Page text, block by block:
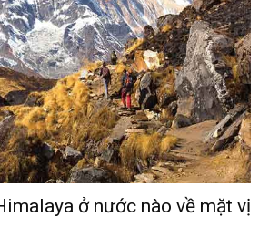
ở nước nào về mặt vị